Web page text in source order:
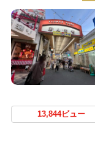
13,844ビュー